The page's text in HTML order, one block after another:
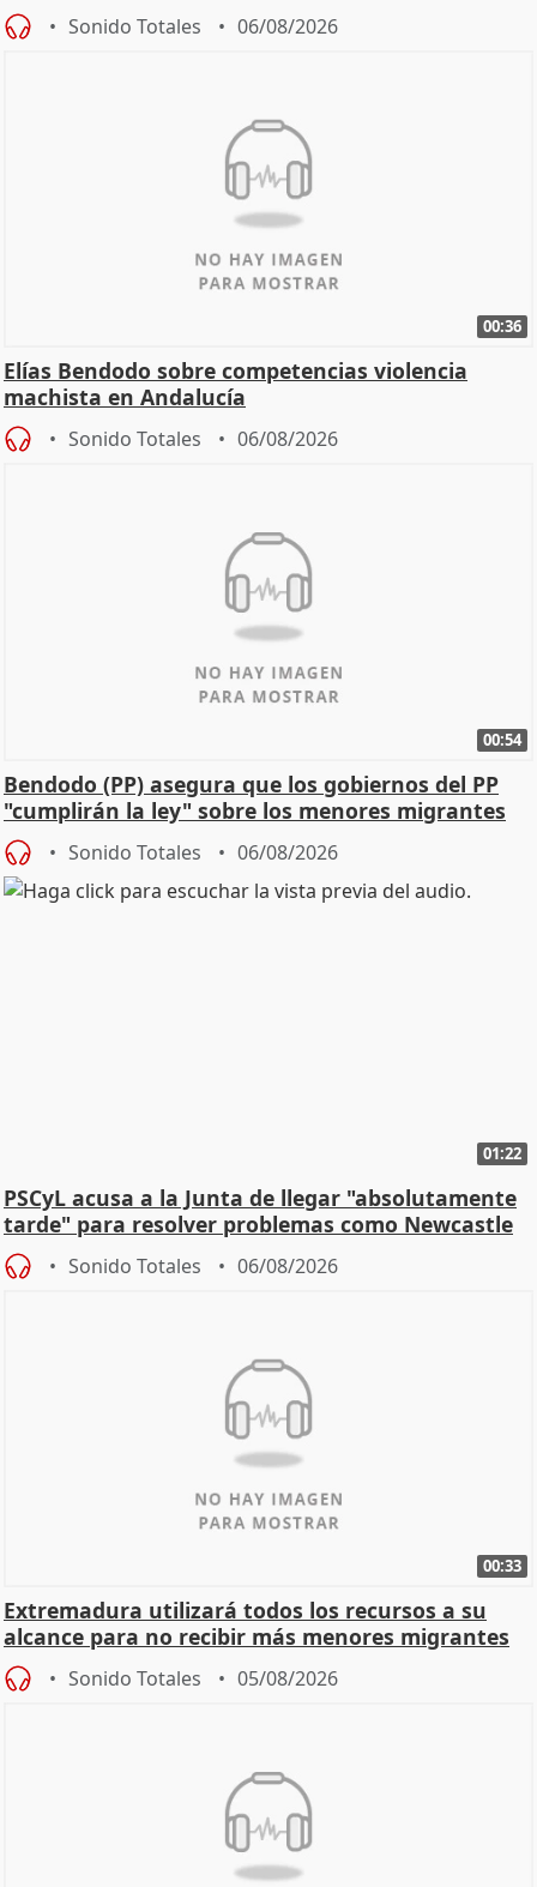
Sonido Totales 06/08/2026
00:36
Elías Bendodo sobre competencias violencia
machista en Andalucía
Sonido Totales 06/08/2026
00:54
Bendodo (PP) asegura que los gobiernos del PP
"cumplirán la ley" sobre los menores migrantes
Sonido Totales 06/08/2026
01:22
PSCyL acusa a la Junta de llegar "absolutamente
tarde" para resolver problemas como Newcastle
Sonido Totales 06/08/2026
00:33
Extremadura utilizará todos los recursos a su
alcance para no recibir más menores migrantes
Sonido Totales 05/08/2026